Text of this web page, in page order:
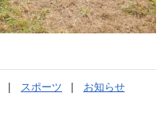
スポーツ
お知らせ